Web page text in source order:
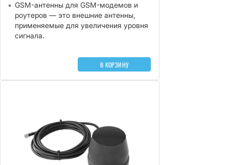
GSM-антенны для GSM-модемов и
роутеров — это внешние антенны,
применяемые для увеличения уровня
сигнала.
В КОРЗИНУ